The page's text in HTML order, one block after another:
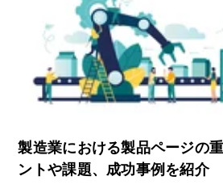
製造業における製品ページの
ントや課題、成功事例を紹介